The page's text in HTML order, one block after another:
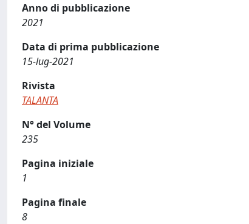
Anno di pubblicazione
2021
Data di prima pubblicazione
15-lug-2021
Rivista
TALANTA
N° del Volume
235
Pagina iniziale
1
Pagina finale
8